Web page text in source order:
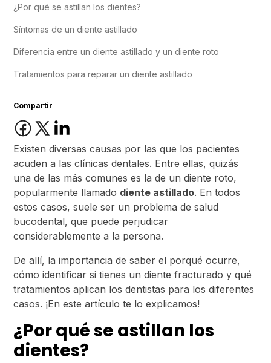
¿Por qué se astillan los dientes?
Síntomas de un diente astillado
Diferencia entre un diente astillado y un diente roto
Tratamientos para reparar un diente astillado
Compartir
Existen diversas causas por las que los pacientes
acuden a las clínicas dentales. Entre ellas, quizás
una de las más comunes es la de un diente roto,
popularmente llamado diente astillado. En todos
estos casos, suele ser un problema de salud
bucodental, que puede perjudicar
considerablemente a la persona.
De allí, la importancia de saber el porqué ocurre,
cómo identificar si tienes un diente fracturado y qué
tratamientos aplican los dentistas para los diferentes
casos. ¡En este artículo te lo explicamos!
¿Por qué se astillan los
dientes?